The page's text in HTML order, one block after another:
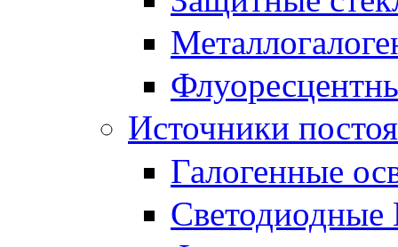
Источники
Галогенные
Светодиодные